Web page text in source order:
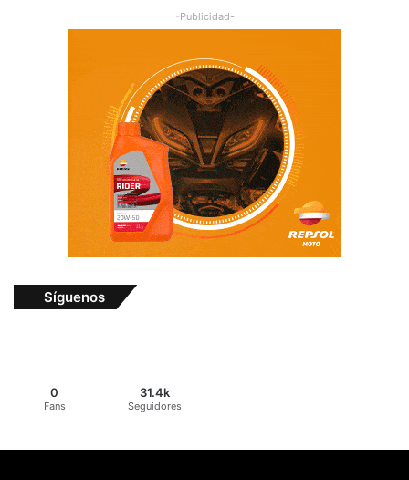
-Publicidad-
Síguenos
0
Fans
31.4k
Seguidores